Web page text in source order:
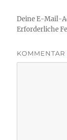
Deine E-Mail-
Erforderliche
KOMMENTAR